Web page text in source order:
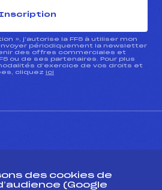
Inscription
», j’autorise la FFS à utiliser mon
périodiquement la newsletter
des offres commerciales et
ou de ses partenaires. Pour plus
d’exercice de vos droits et
cliquez ici
des cookies de
(Google